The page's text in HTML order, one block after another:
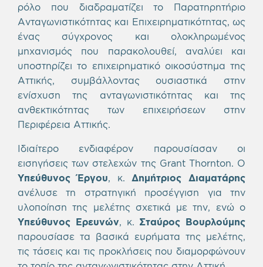
ρόλο που διαδραματίζει το Παρατηρητήριο
Ανταγωνιστικότητας και Επιχειρηματικότητας, ως
ένας σύγχρονος και ολοκληρωμένος
μηχανισμός που παρακολουθεί, αναλύει και
υποστηρίζει το επιχειρηματικό οικοσύστημα της
Αττικής, συμβάλλοντας ουσιαστικά στην
ενίσχυση της ανταγωνιστικότητας και της
ανθεκτικότητας των επιχειρήσεων στην
Περιφέρεια Αττικής.
Ιδιαίτερο ενδιαφέρον παρουσίασαν οι
εισηγήσεις των στελεχών της Grant Thornton. Ο
Υπεύθυνος Έργου, κ. Δημήτριος Διαματάρης
ανέλυσε τη στρατηγική προσέγγιση για την
υλοποίηση της μελέτης σχετικά με την, ενώ ο
Υπεύθυνος Ερευνών, κ. Σταύρος Βουρλούμης
παρουσίασε τα βασικά ευρήματα της μελέτης,
τις τάσεις και τις προκλήσεις που διαμορφώνουν